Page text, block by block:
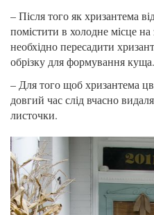
– Після того як хризантема
помістити в холодне місце
необхідно пересадити
обрізку для формування куща.
– Для того щоб хризантема
довгий час слід вчасно
листочки.